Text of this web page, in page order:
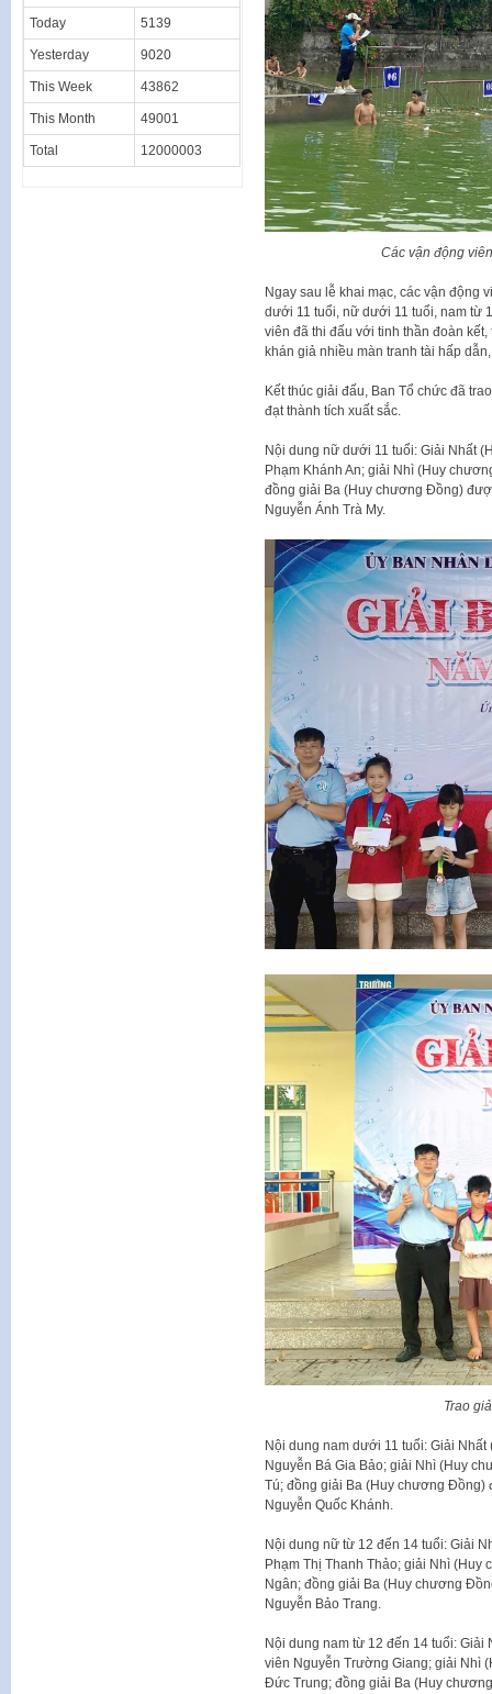
Các vận động
Ngay sau lễ khai mạc, các vận động
dưới 11 tuổi, nữ dưới 11 tuổi, nam từ
viên đã thi đấu với tinh thần đoàn
khán giả nhiều màn tranh tài hấp
Kết thúc giải đấu, Ban Tổ chức đã
đạt thành tích xuất sắc.
Nội dung nữ dưới 11 tuổi: Giải Nhất
Phạm Khánh An; giải Nhì (Huy
đồng giải Ba (Huy chương Đồng)
Nguyễn Ánh Trà My.
Trao
Nội dung nam dưới 11 tuổi: Giải
Nguyễn Bá Gia Bảo; giải Nhì (Huy
Tú; đồng giải Ba (Huy chương Đồng)
Nguyễn Quốc Khánh.
Nội dung nữ từ 12 đến 14 tuổi: Giải
Phạm Thị Thanh Thảo; giải Nhì (Huy
Ngân; đồng giải Ba (Huy chương
Nguyễn Bảo Trang.
Nội dung nam từ 12 đến 14 tuổi:
viên Nguyễn Trường Giang; giải Nhì
Đức Trung; đồng giải Ba (Huy
Today 5139
Yesterday 9020
This Week 43862
This Month 49001
Total 12000003